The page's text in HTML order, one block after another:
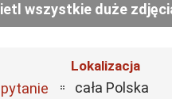
wszystkie duże
Lokalizacja
cała Polska